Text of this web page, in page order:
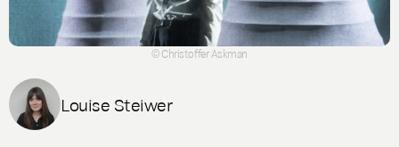
© Christoffer Askman
Louise Steiwer